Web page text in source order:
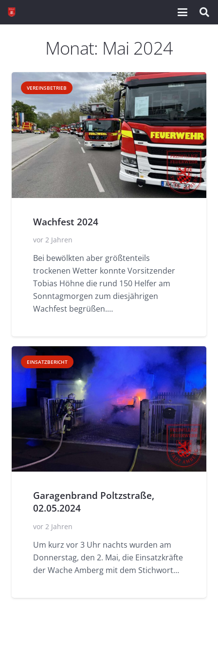
Monat: Mai 2024
VEREINSBETRIEB
Wachfest 2024
vor 2 Jahren
Bei bewölkten aber größtenteils
trockenen Wetter konnte Vorsitzender
Tobias Höhne die rund 150 Helfer am
Sonntagmorgen zum diesjährigen
Wachfest begrüßen.…
EINSATZBERICHT
Garagenbrand Poltzstraße,
02.05.2024
vor 2 Jahren
Um kurz vor 3 Uhr nachts wurden am
Donnerstag, den 2. Mai, die Einsatzkräfte
der Wache Amberg mit dem Stichwort…